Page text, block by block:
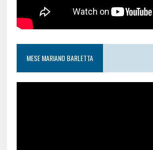
MESE MARIANO BARLETTA